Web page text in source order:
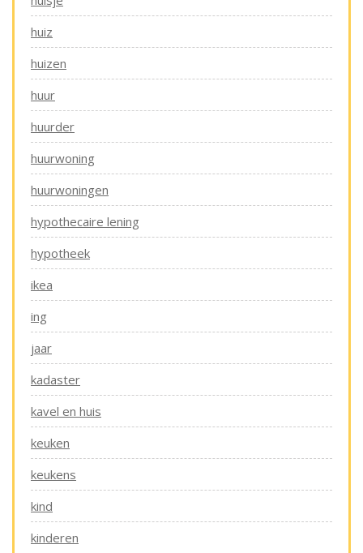
huiz
huizen
huur
huurder
huurwoning
huurwoningen
hypothecaire lening
hypotheek
ikea
ing
jaar
kadaster
kavel en huis
keuken
keukens
kind
kinderen